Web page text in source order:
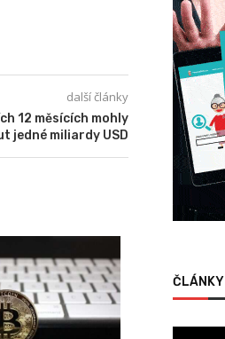
další články
12 měsících mohly
jedné miliardy USD
ČLÁNKY